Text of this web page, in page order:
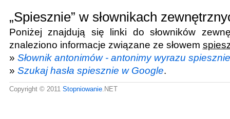
„Spiesznie” w słownikach
Poniżej znajdują się linki do słowników
znaleziono informacje związane ze słowem
» Słownik antonimów - antonimy wyrazu spiesznie
» Szukaj hasła spiesznie w Google.
Copyright © 2011 Stopniowanie.NET